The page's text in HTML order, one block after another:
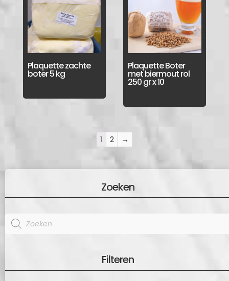
Plaquette zachte
boter 5 kg
Plaquette Boter
met biermout rol
250 gr x 10
1 2 →
Zoeken
Products
search
Filteren